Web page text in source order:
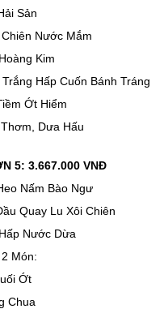
Sản
Nước Mắm
Kim
Hấp Cuốn Bánh Tráng
Ớt Hiểm
Dưa Hấu
5: 3.667.000 VNĐ
Nấm Bào Ngư
Quay Lu Xôi Chiên
Nước Dừa
Món:
Ớt
Chua